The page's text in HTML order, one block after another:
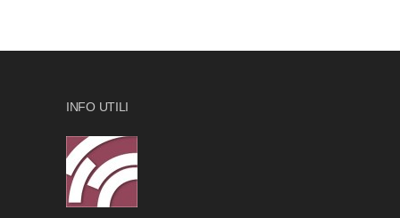
INFO UTILI